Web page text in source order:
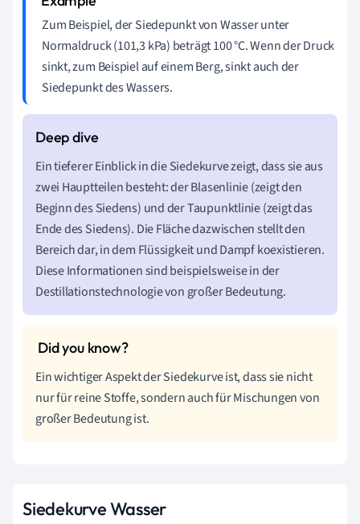
Zum Beispiel, der Siedepunkt von Wasser unter
Normaldruck (101,3 kPa) beträgt 100 °C. Wenn der Druck
sinkt, zum Beispiel auf einem Berg, sinkt auch der
Siedepunkt des Wassers.
Ein tieferer Einblick in die Siedekurve zeigt, dass sie aus
zwei Hauptteilen besteht: der Blasenlinie (zeigt den
Beginn des Siedens) und der Taupunktlinie (zeigt das
Ende des Siedens). Die Fläche dazwischen stellt den
Bereich dar, in dem Flüssigkeit und Dampf koexistieren.
Diese Informationen sind beispielsweise in der
Destillationstechnologie von großer Bedeutung.
Ein wichtiger Aspekt der Siedekurve ist, dass sie nicht
nur für reine Stoffe, sondern auch für Mischungen von
großer Bedeutung ist.
Siedekurve Wasser